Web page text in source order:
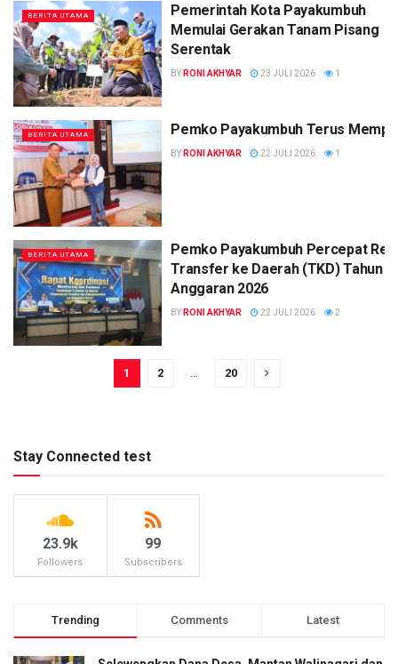
BERITA UTAMA
Pemerintah Kota Payakumbuh
Memulai Gerakan Tanam Pisang
Serentak
BY RONI AKHYAR 23 JULI 2026 1
BERITA UTAMA Pemko Payakumbuh Terus
BY RONI AKHYAR 22 JULI 2026 1
BERITA UTAMA
Pemko Payakumbuh Percepat
Transfer ke Daerah (TKD) Tahun
Anggaran 2026
BY RONI AKHYAR 22 JULI 2026 2
1 2 … 20
Stay Connected test
23.9k
Followers
99
Subscribers
Trending Comments Latest